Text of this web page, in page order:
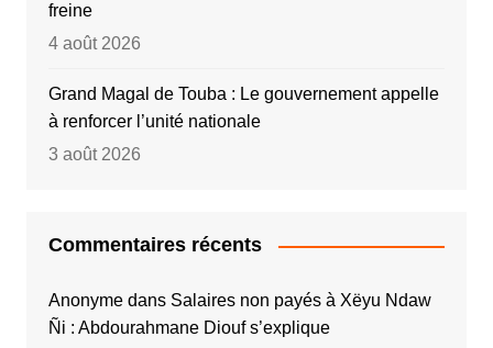
freine
4 août 2026
Grand Magal de Touba : Le gouvernement appelle
à renforcer l’unité nationale
3 août 2026
Commentaires récents
Anonymedans Salaires non payés à Xëyu Ndaw
Ñi : Abdourahmane Diouf s’explique